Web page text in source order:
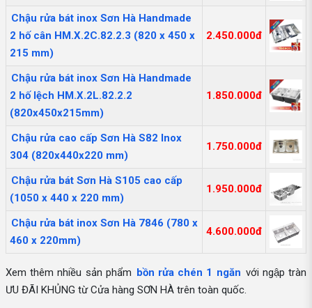
Chậu rửa bát inox Sơn Hà Handmade
2 hố cân HM.X.2C.82.2.3 (820 x 450 x
215 mm)
2.450.000đ
Chậu rửa bát inox Sơn Hà Handmade
2 hố lệch HM.X.2L.82.2.2
(820x450x215mm)
1.850.000đ
Chậu rửa cao cấp Sơn Hà S82 Inox
304 (820x440x220 mm)
1.750.000đ
Chậu rửa bát Sơn Hà S105 cao cấp
(1050 x 440 x 220 mm)
1.950.000đ
Chậu rửa bát inox Sơn Hà 7846 (780 x
460 x 220mm)
4.600.000đ
Xem thêm nhiều sản phẩm bồn rửa chén 1 ngăn với ngập tràn
ƯU ĐÃI KHỦNG từ Cửa hàng SƠN HÀ trên toàn quốc.